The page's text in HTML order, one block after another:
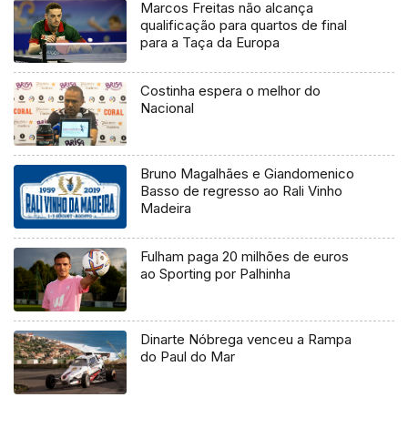
Marcos Freitas não alcança
qualificação para quartos de final
para a Taça da Europa
Costinha espera o melhor do
Nacional
Bruno Magalhães e Giandomenico
Basso de regresso ao Rali Vinho
Madeira
Fulham paga 20 milhões de euros
ao Sporting por Palhinha
Dinarte Nóbrega venceu a Rampa
do Paul do Mar